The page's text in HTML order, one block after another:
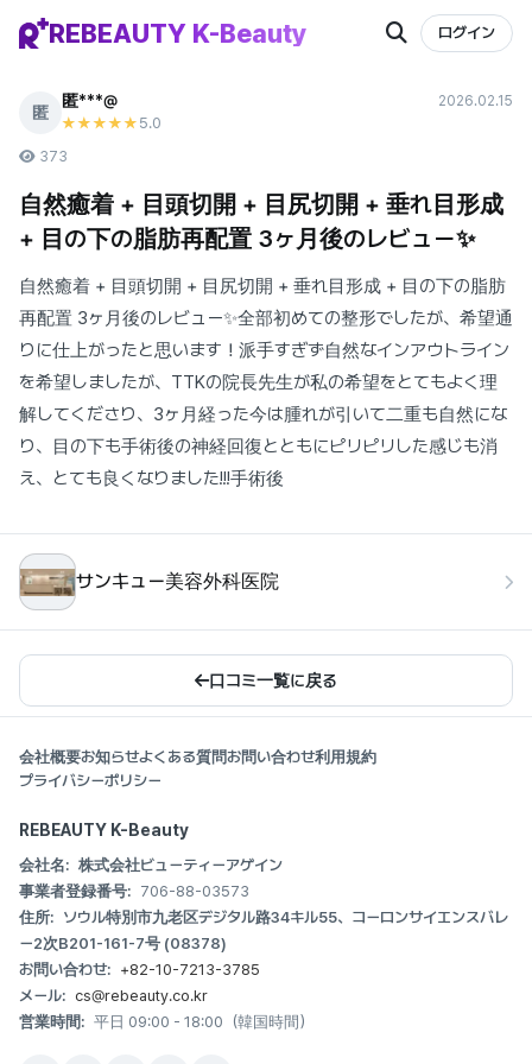
REBEAUTY K-Beauty ログイン
匿
匿***@
★★★★★ 5.0
2026.02.15
373
自然癒着 + 目頭切開 + 目尻切開 + 垂れ目形成
+ 目の下の脂肪再配置 3ヶ月後のレビュー✨
自然癒着 + 目頭切開 + 目尻切開 + 垂れ目形成 + 目の下の脂肪
再配置 3ヶ月後のレビュー✨全部初めての整形でしたが、希望通
りに仕上がったと思います！派手すぎず自然なインアウトライン
を希望しましたが、TTKの院長先生が私の希望をとてもよく理
解してくださり、3ヶ月経った今は腫れが引いて二重も自然にな
り、目の下も手術後の神経回復とともにピリピリした感じも消
え、とても良くなりました!!!手術後
サンキュー美容外科医院
口コミ一覧に戻る
会社概要お知らせよくある質問お問い合わせ利用規約
プライバシーポリシー
REBEAUTY K-Beauty
会社名: 株式会社ビューティーアゲイン
事業者登録番号: 706-88-03573
住所: ソウル特別市九老区デジタル路34キル55、コーロンサイエンスバレ
ー2次B201-161-7号 (08378)
お問い合わせ: +82-10-7213-3785
メール: cs@rebeauty.co.kr
営業時間: 平日 09:00 - 18:00（韓国時間）